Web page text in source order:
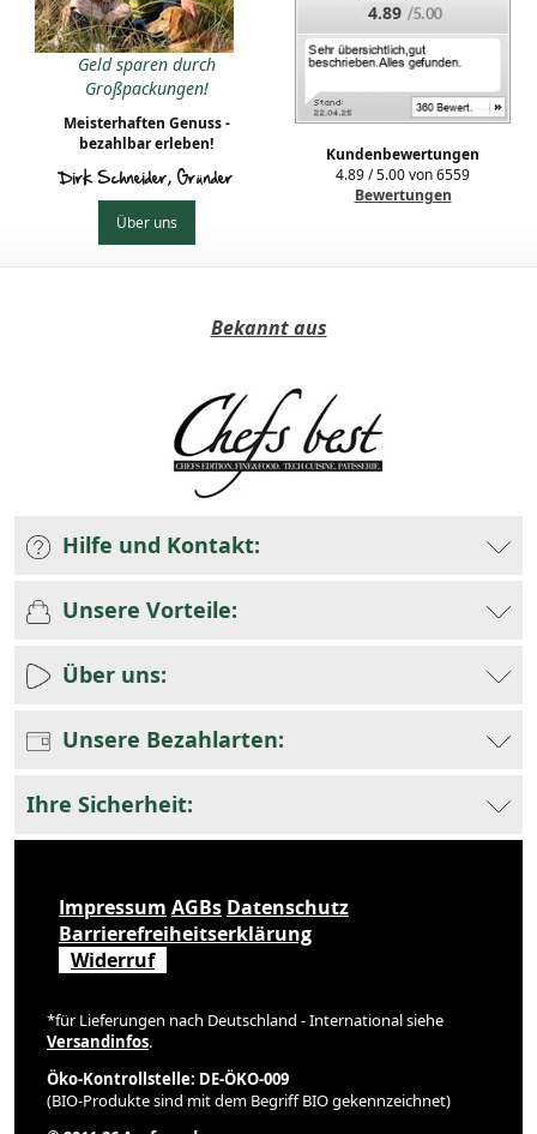
Geld sparen durch
Großpackungen!
Meisterhaften Genuss -
bezahlbar erleben!
Dirk Schneider, Gründer
Über uns
4.89
Kundenbewertungen
4.89/5.00von6559
Bewertungen
Bekannt aus
Hilfe und Kontakt:
Unsere Vorteile:
Über uns:
Unsere Bezahlarten:
Ihre Sicherheit:
Impressum AGBs Datenschutz
Barrierefreiheitserklärung
Widerruf
*für Lieferungen nach Deutschland - International siehe
Versandinfos.
Öko-Kontrollstelle: DE-ÖKO-009
(BIO-Produkte sind mit dem Begriff BIO gekennzeichnet)